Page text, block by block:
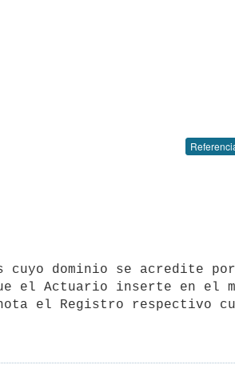
el Actuario inserte en el
el Registro respectivo